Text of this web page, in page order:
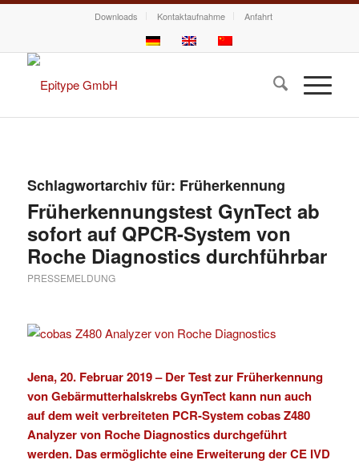
Downloads Kontaktaufnahme Anfahrt
Schlagwortarchiv für: Früherkennung
Früherkennungstest GynTect ab
sofort auf QPCR-System von
Roche Diagnostics durchführbar
PRESSEMELDUNG
Jena, 20. Februar 2019 – Der Test zur Früherkennung
von GebärmutterhalskrebsGynTectkann nun auch
auf dem weit verbreiteten PCR-System cobas Z480
Analyzervon Roche Diagnostics durchgeführt
werden. Das ermöglichte eine Erweiterung der CE IVD